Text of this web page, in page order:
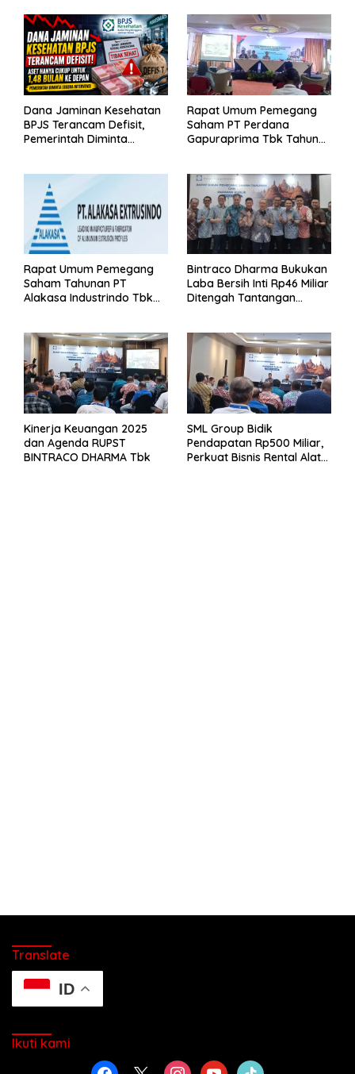
Dana Jaminan Kesehatan
BPJS Terancam Defisit,
Pemerintah Diminta
Rapat Umum Pemegang
Saham PT Perdana
Gapuraprima Tbk Tahun
Rapat Umum Pemegang
Saham Tahunan PT
Alakasa Industrindo Tbk
Bintraco Dharma Bukukan
Laba Bersih Inti Rp46 Miliar
Ditengah Tantangan
Kinerja Keuangan 2025
dan Agenda RUPST
BINTRACO DHARMA Tbk
SML Group Bidik
Pendapatan Rp500 Miliar,
Perkuat Bisnis Rental Alat
Translate
ID
Ikuti kami
facebook instagramyoutubetiktok